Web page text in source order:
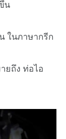
น
ในภาษากรีก
ยถึง ท่อไอ